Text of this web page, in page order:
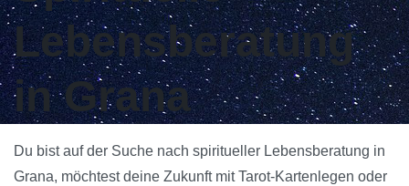
Lebensberatung
in Grana
Du bist auf der Suche nach spiritueller Lebensberatung in
Grana, möchtest deine Zukunft mit Tarot-Kartenlegen oder